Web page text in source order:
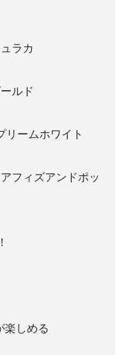
ラカ
ルド
リームホワイト
フィズアンドポッ
楽しめる